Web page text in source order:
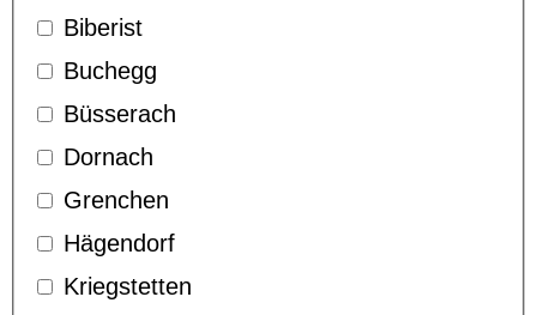
Biberist
Buchegg
Büsserach
Dornach
Grenchen
Hägendorf
Kriegstetten